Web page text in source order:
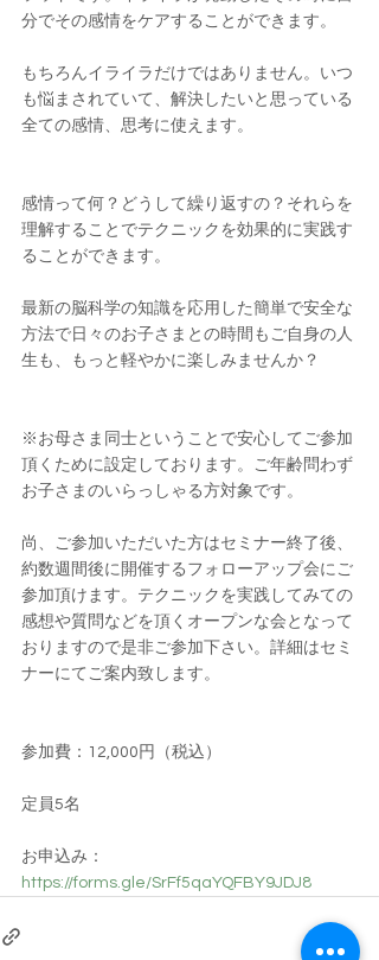
分でその感情をケアすることができます。
もちろんイライラだけではありません。いつ
も悩まされていて、解決したいと思っている
全ての感情、思考に使えます。
感情って何？どうして繰り返すの？それらを
理解することでテクニックを効果的に実践す
ることができます。
最新の脳科学の知識を応用した簡単で安全な
方法で日々のお子さまとの時間もご自身の人
生も、もっと軽やかに楽しみませんか？
※お母さま同士ということで安心してご参加
頂くために設定しております。ご年齢問わず
お子さまのいらっしゃる方対象です。
尚、ご参加いただいた方はセミナー終了後、
約数週間後に開催するフォローアップ会にご
参加頂けます。テクニックを実践してみての
感想や質問などを頂くオープンな会となって
おりますので是非ご参加下さい。詳細はセミ
ナーにてご案内致します。
参加費：12,000円（税込）
定員5名
お申込み：
https://forms.gle/SrFf5qaYQFBY9JDJ8